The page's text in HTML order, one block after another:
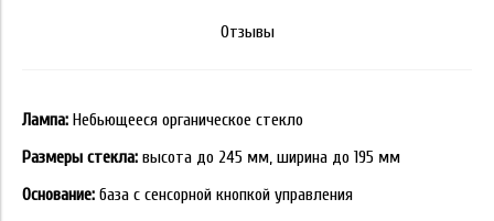
Отзывы
Лампа: Небьющееся органическое стекло
Размеры стекла: высота до 245 мм, ширина до 195 мм
Основание: база с сенсорной кнопкой управления